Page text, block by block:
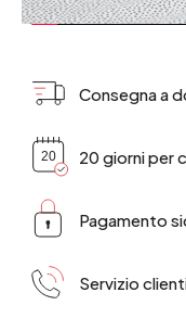
Consegna a
20 giorni per
Pagamento
Servizio